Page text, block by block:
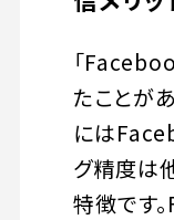
「
たことが
には
グ精度は
特徴です